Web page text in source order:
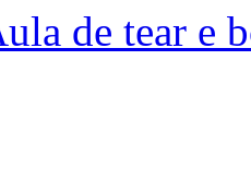
de tear e